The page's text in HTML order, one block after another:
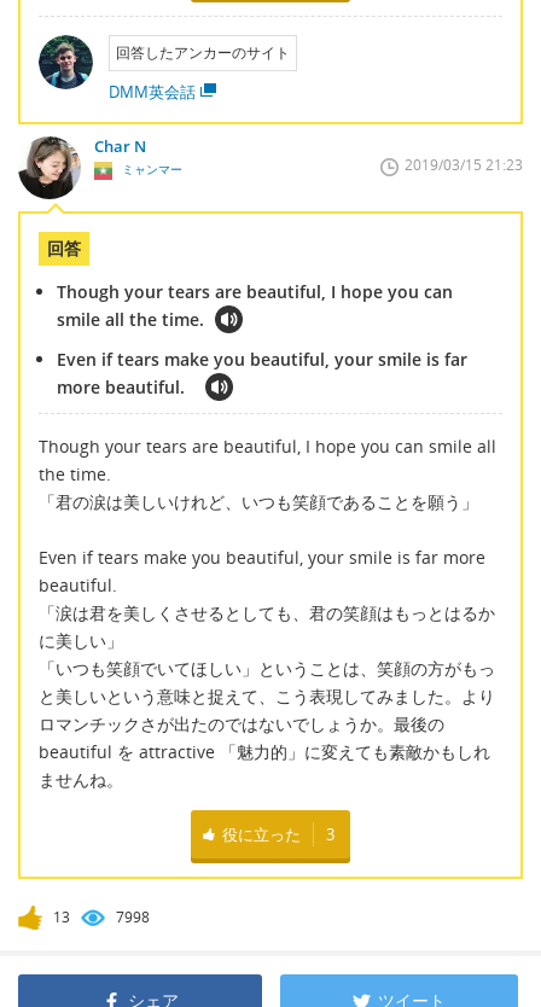
回答したアンカーのサイト
DMM英会話
Char N
ミャンマー 2019/03/15 21:23
回答
Though your tears are beautiful, I hope you can
smile all the time.
Even if tears make you beautiful, your smile is far
more beautiful.
Though your tears are beautiful, I hope you can smile all
the time.
「君の涙は美しいけれど、いつも笑顔であることを願う」
Even if tears make you beautiful, your smile is far more
beautiful.
「涙は君を美しくさせるとしても、君の笑顔はもっとはるか
に美しい」
「いつも笑顔でいてほしい」ということは、笑顔の方がもっ
と美しいという意味と捉えて、こう表現してみました。より
ロマンチックさが出たのではないでしょうか。最後の
beautiful を attractive 「魅力的」に変えても素敵かもしれ
ませんね。
役に立った 3
13 7998
シェア ツイート